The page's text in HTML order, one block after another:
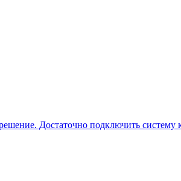
Достаточно подключить систему